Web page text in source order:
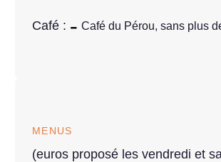
Café : Café du Pérou, sans plus
MENUS
(euros proposé les vendredi et